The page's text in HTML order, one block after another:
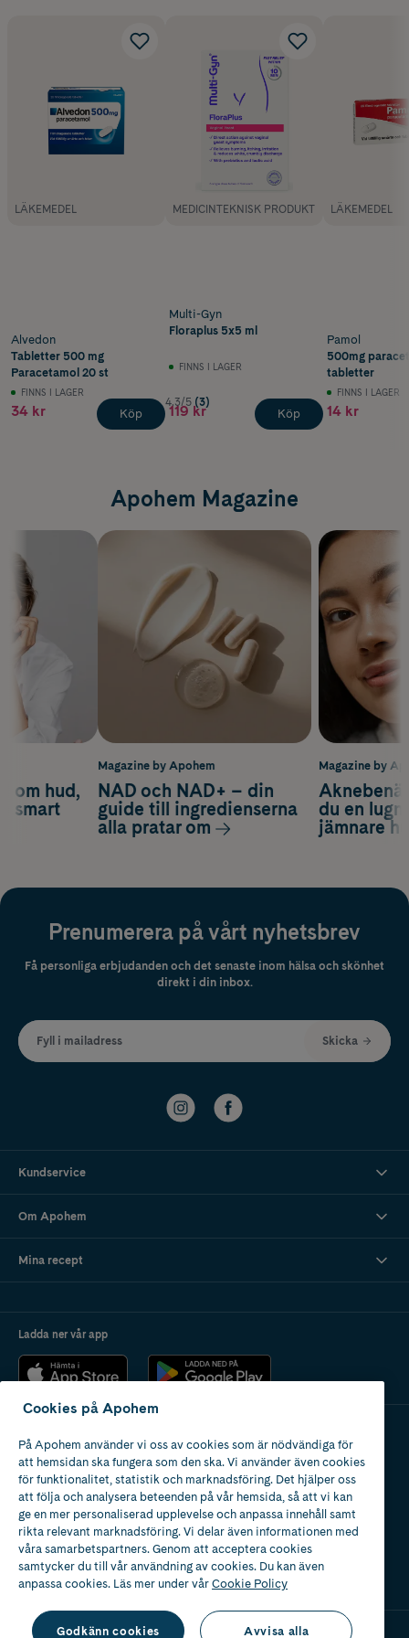
LÄKEMEDEL
Alvedon
Tabletter 500 mg
Paracetamol 20 st
FINNS I LAGER
34 kr Köp
MEDICINTEKNISK PRODUKT
Multi-Gyn
Floraplus 5x5 ml
FINNS I LAGER
4.3/5 (3)
119 kr Köp
LÄKEMEDEL
Pamol
500mg
tabletter
FINNS I LAGER
14 kr
Apohem Magazine
Magazine by
du en
jämnare
om hud,
smart
Magazine by Apohem
NAD och NAD+ – din
guide till ingredienserna
alla pratar om
Prenumerera på vårt nyhetsbrev
Få personliga erbjudanden och det senaste inom hälsa och skönhet
direkt i din inbox.
Fyll i mailadress Skicka
Kundservice
Om Apohem
Mina recept
Ladda ner vår app
Apotek med tillstånd
av Läkemedelsverket
Cookies på Apohem
På Apohem använder vi oss av cookies som är nödvändiga för
att hemsidan ska fungera som den ska. Vi använder även cookies
för funktionalitet, statistik och marknadsföring. Det hjälper oss
att följa och analysera beteenden på vår hemsida, så att vi kan
ge en mer personaliserad upplevelse och anpassa innehåll samt
rikta relevant marknadsföring. Vi delar även informationen med
våra samarbetspartners. Genom att acceptera cookies
samtycker du till vår användning av cookies. Du kan även
anpassa cookies. Läs mer under vårCookie Policy
Godkänn cookies Avvisa alla